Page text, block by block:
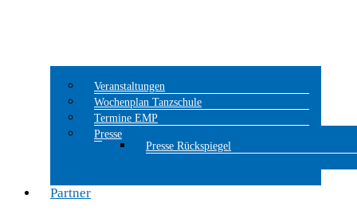
Veranstaltungen
Wochenplan Tanzschule
Termine EMP
Presse
Presse Rückspiegel
Partner